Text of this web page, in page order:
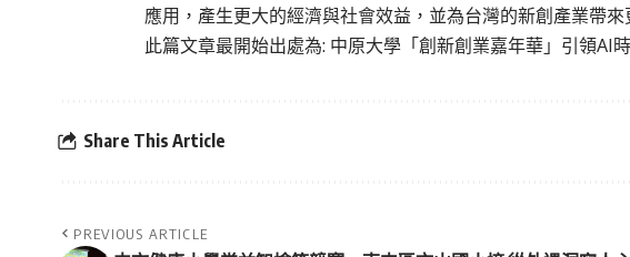
應用，產生更大的經濟與社會效益，並為台灣的新創產業帶來
此篇文章最開始出處為: 中原大學「創新創業嘉年華」引領AI
Share This Article
PREVIOUS ARTICLE